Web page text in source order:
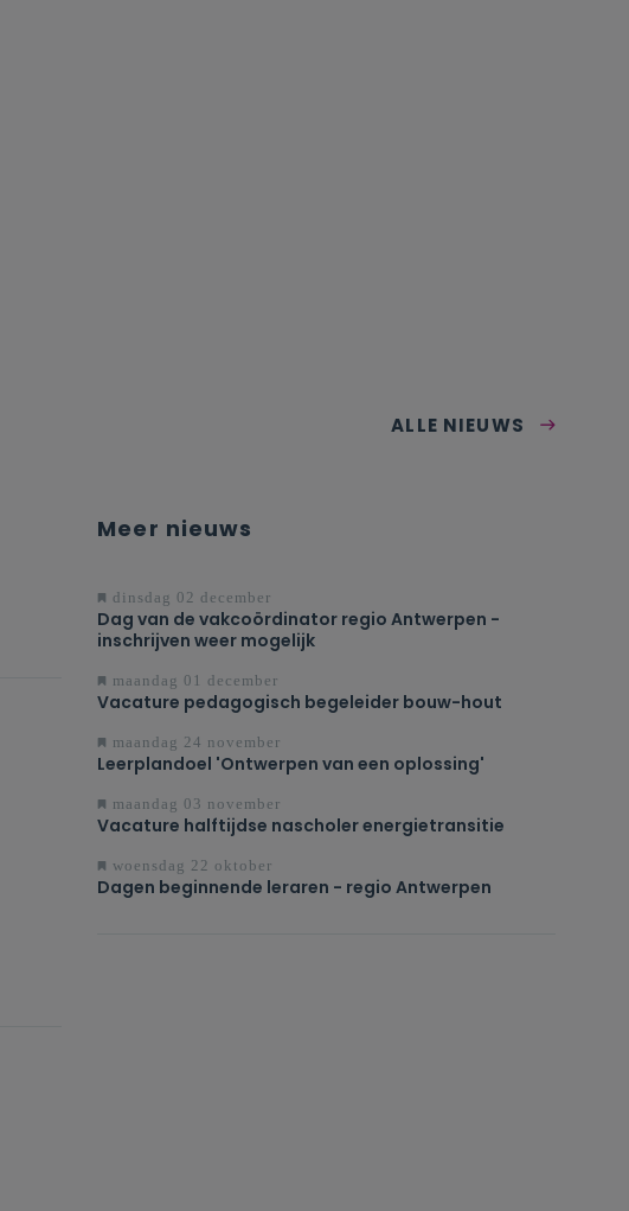
ALLE NIEUWS
Meer nieuws
dinsdag 02 december
Dag van de vakcoördinator regio Antwerpen -
inschrijven weer mogelijk
maandag 01 december
Vacature pedagogisch begeleider bouw-hout
maandag 24 november
Leerplandoel 'Ontwerpen van een oplossing'
maandag 03 november
Vacature halftijdse nascholer energietransitie
woensdag 22 oktober
Dagen beginnende leraren - regio Antwerpen